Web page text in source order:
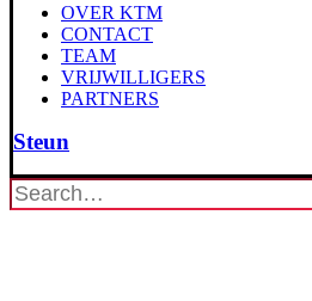
OVER KTM
CONTACT
TEAM
VRIJWILLIGERS
PARTNERS
Steun